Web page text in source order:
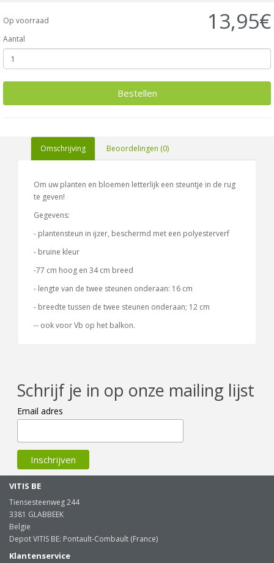
Op voorraad 13,95€
Aantal
Bestellen
Omschrijving Beoordelingen (0)
Om uw planten en bloemen letterlijk een steuntje in de rug
te geven!
Gegevens:
- plantensteun in ijzer, beschermd met een polyesterverf
- bruine kleur
-77 cm hoog en 34 cm breed
- lengte van de twee steunen onderaan: 16 cm
- breedte tussen de twee steunen onderaan; 12 cm
-- ook voor Vb op het balkon.
Schrijf je in op onze mailing lijst
Email adres
VITIS BE
Tiensesteenweg 244
3381 GLABBEEK
Belgie
Depot VITIS BE: Pontault-Combault (France)
Klantenservice